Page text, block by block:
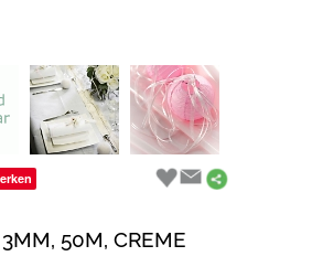
50M, CREME